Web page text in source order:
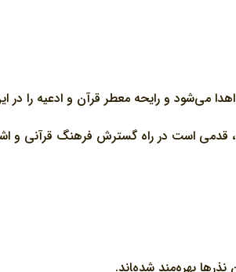
می‌شود و رایحه معطر قرآن و ادعیه را
قدمی است در راه گسترش فرهنگ قرآنی و